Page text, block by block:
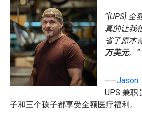
“[UPS] 全
真的让我
省了原本
万美元。”
——Jason
UPS 兼职
子和三个孩子都享受全额医疗福利。